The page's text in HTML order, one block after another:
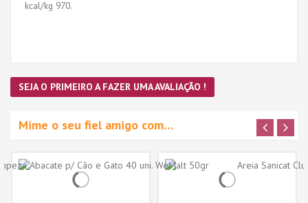
kcal/kg 970.
SEJA O PRIMEIRO A FAZER UMA AVALIAÇÃO !
Mime o seu fiel amigo com…